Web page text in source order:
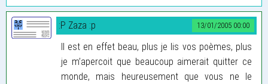
13/01/2005 00:00
:P Zaza :p
Il est en effet beau, plus je lis vos poèmes, plus
je m’apercoit que beaucoup aimerait quitter ce
monde, mais heureusement que vous ne le